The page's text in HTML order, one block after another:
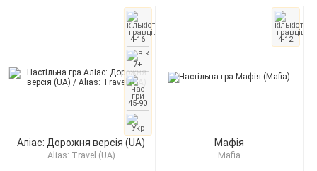
Аліас: Дорожня версія (UA)
Alias: Travel (UA)
4-16
7+
45-90
Мафія
Mafia
4-12